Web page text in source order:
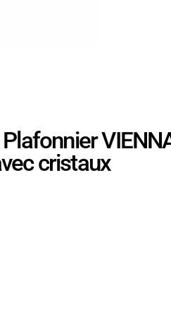
cristaux